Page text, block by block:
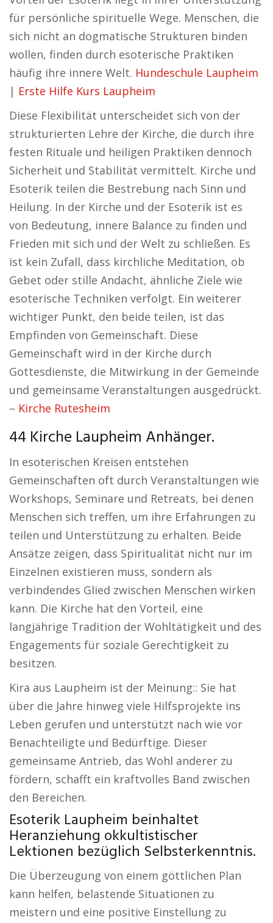
für persönliche spirituelle Wege. Menschen, die
sich nicht an dogmatische Strukturen binden
wollen, finden durch esoterische Praktiken
häufig ihre innere Welt. Hundeschule Laupheim
| Erste Hilfe Kurs Laupheim
Diese Flexibilität unterscheidet sich von der
strukturierten Lehre der Kirche, die durch ihre
festen Rituale und heiligen Praktiken dennoch
Sicherheit und Stabilität vermittelt. Kirche und
Esoterik teilen die Bestrebung nach Sinn und
Heilung. In der Kirche und der Esoterik ist es
von Bedeutung, innere Balance zu finden und
Frieden mit sich und der Welt zu schließen. Es
ist kein Zufall, dass kirchliche Meditation, ob
Gebet oder stille Andacht, ähnliche Ziele wie
esoterische Techniken verfolgt. Ein weiterer
wichtiger Punkt, den beide teilen, ist das
Empfinden von Gemeinschaft. Diese
Gemeinschaft wird in der Kirche durch
Gottesdienste, die Mitwirkung in der Gemeinde
und gemeinsame Veranstaltungen ausgedrückt.
– Kirche Rutesheim
44 Kirche Laupheim Anhänger.
In esoterischen Kreisen entstehen
Gemeinschaften oft durch Veranstaltungen wie
Workshops, Seminare und Retreats, bei denen
Menschen sich treffen, um ihre Erfahrungen zu
teilen und Unterstützung zu erhalten. Beide
Ansätze zeigen, dass Spiritualität nicht nur im
Einzelnen existieren muss, sondern als
verbindendes Glied zwischen Menschen wirken
kann. Die Kirche hat den Vorteil, eine
langjährige Tradition der Wohltätigkeit und des
Engagements für soziale Gerechtigkeit zu
besitzen.
Kira aus Laupheim ist der Meinung:: Sie hat
über die Jahre hinweg viele Hilfsprojekte ins
Leben gerufen und unterstützt nach wie vor
Benachteiligte und Bedürftige. Dieser
gemeinsame Antrieb, das Wohl anderer zu
fördern, schafft ein kraftvolles Band zwischen
den Bereichen.
Esoterik Laupheim beinhaltet
Heranziehung okkultistischer
Lektionen bezüglich Selbsterkenntnis.
Die Überzeugung von einem göttlichen Plan
kann helfen, belastende Situationen zu
meistern und eine positive Einstellung zu